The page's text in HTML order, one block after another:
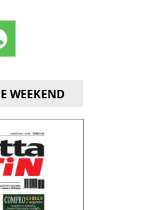
WEEKEND